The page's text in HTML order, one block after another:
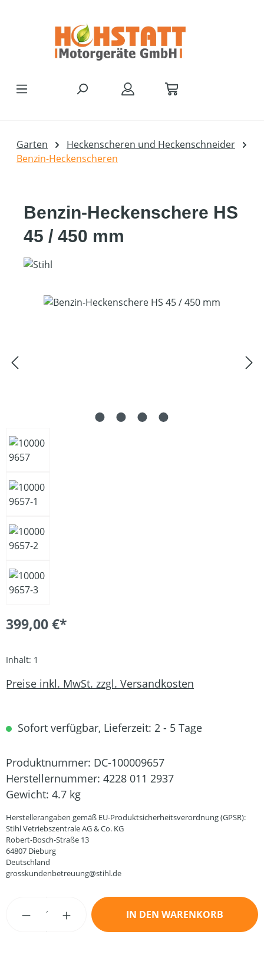
Garten
Heckenscheren und Heckenschneider
Benzin-Heckenscheren
Benzin-Heckenschere HS
45 / 450 mm
Bildergalerie überspringen
399,00 €*
Inhalt: 1
Preise inkl. MwSt. zzgl. Versandkosten
Sofort verfügbar, Lieferzeit: 2 - 5 Tage
Produktnummer: DC-100009657
Herstellernummer: 4228 011 2937
Gewicht: 4.7 kg
Herstellerangaben gemäß EU-Produktsicherheitsverordnung (GPSR):
Stihl Vetriebszentrale AG & Co. KG
Robert-Bosch-Straße 13
64807 Dieburg
Deutschland
grosskundenbetreuung@stihl.de
Produkt Anzahl: Gib den gewünschten
IN DEN WARENKORB